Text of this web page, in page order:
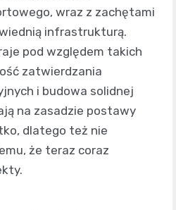
wraz z zachętami
infrastrukturą.
pod względem takich
zatwierdzania
i budowa solidnej
na zasadzie postawy
dlatego też nie
że teraz coraz